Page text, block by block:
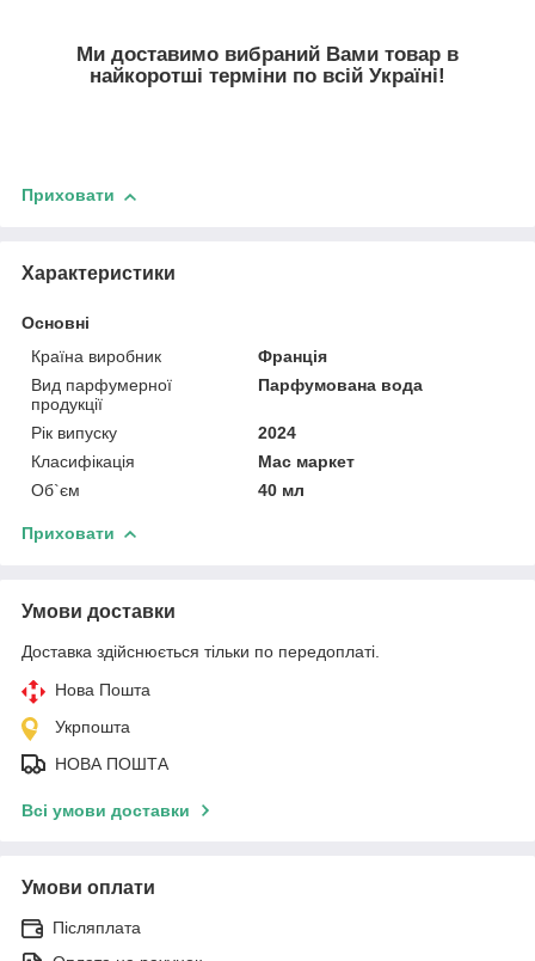
Ми доставимо вибраний Вами товар в
найкоротші терміни по всій Україні!
Приховати
Характеристики
Основні
Країна виробник
Франція
Вид парфумерної
продукції
Парфумована вода
Рік випуску
2024
Класифікація
Мас маркет
Об`єм
40 мл
Приховати
Умови доставки
Доставка здійснюється тільки по передоплаті.
Нова Пошта
Укрпошта
НОВА ПОШТА
Всі умови доставки
Умови оплати
Післяплата